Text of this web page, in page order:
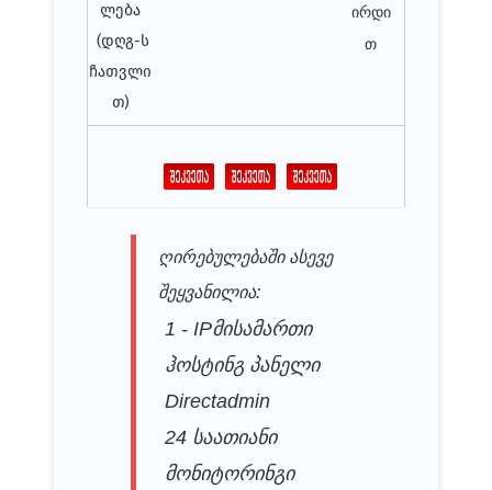
ლება
(დღგ-ს
ჩათვლი
თ)
ირდი
თ
ღირებულებაში ასევე
შეყვანილია:
1 - IPმისამართი
ჰოსტინგ პანელი
Directadmin
24 საათიანი
მონიტორინგი